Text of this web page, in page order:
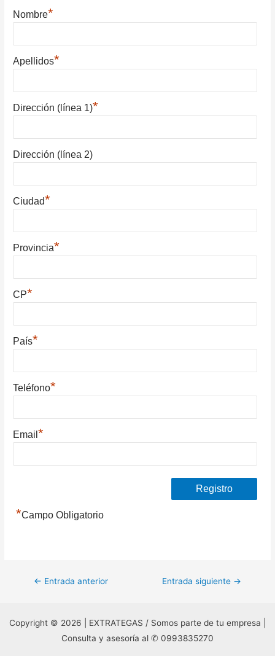
Nombre*
Apellidos*
Dirección (línea 1)*
Dirección (línea 2)
Ciudad*
Provincia*
CP*
País*
Teléfono*
Email*
*Campo Obligatorio
Navegación
entradas
← Entrada anterior Entrada siguiente →
Copyright © 2026 | EXTRATEGAS / Somos parte de tu empresa |
Consulta y asesoría al ✆ 0993835270